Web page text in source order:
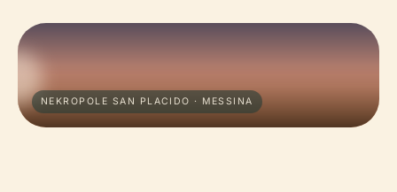
NEKROPOLE SAN PLACIDO · MESSINA